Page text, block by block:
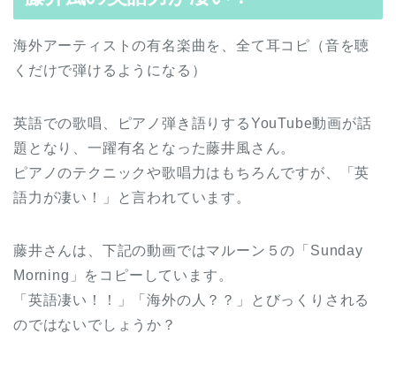
海外アーティストの有名楽曲を、全て耳コピ（音を聴
くだけで弾けるようになる）
英語での歌唱、ピアノ弾き語りするYouTube動画が話
題となり、一躍有名となった藤井風さん。
ピアノのテクニックや歌唱力はもちろんですが、「英
語力が凄い！」と言われています。
藤井さんは、下記の動画ではマルーン５の「Sunday
Morning」をコピーしています。
「英語凄い！！」「海外の人？？」とびっくりされる
のではないでしょうか？